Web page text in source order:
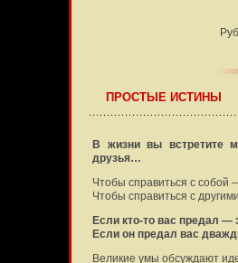
ПРОСТЫЕ ИСТИНЫ
В жизни вы встретите
друзья…
Чтобы справиться с собой
Чтобы справиться с
Если кто-то вас предал —
Если он предал вас
Великие умы обсуждают